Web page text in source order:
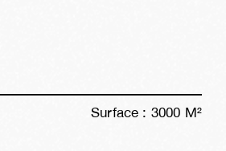
Surface : 3000 M²